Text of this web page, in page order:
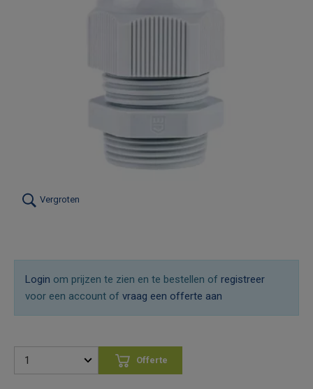
Vergroten
Login om prijzen te zien en te bestellen of registreer
voor een account of vraag een offerte aan
Offerte
aanvragen